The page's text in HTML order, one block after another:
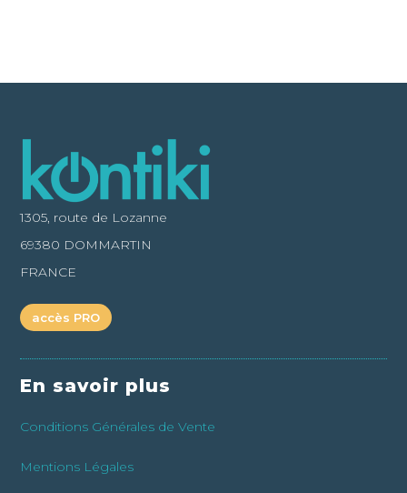
1305, route de Lozanne
69380 DOMMARTIN
FRANCE
accès PRO
En savoir plus
Conditions Générales de Vente
Mentions Légales